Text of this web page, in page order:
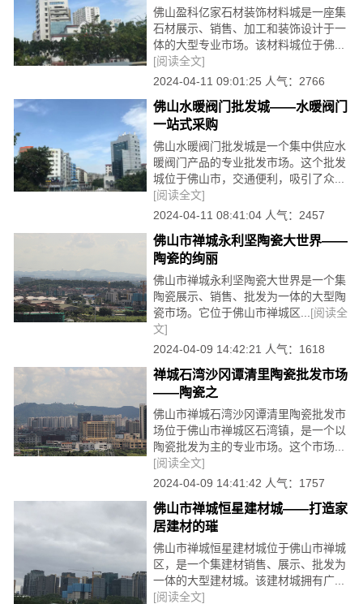
佛山盈科亿家石材装饰材料城是一座集
石材展示、销售、加工和装饰设计于一
体的大型专业市场。该材料城位于佛...
[阅读全文]
2024-04-11 09:01:25 人气：2766
佛山水暖阀门批发城——水暖阀门
一站式采购
佛山水暖阀门批发城是一个集中供应水
暖阀门产品的专业批发市场。这个批发
城位于佛山市，交通便利，吸引了众...
[阅读全文]
2024-04-11 08:41:04 人气：2457
佛山市禅城永利坚陶瓷大世界——
陶瓷的绚丽
佛山市禅城永利坚陶瓷大世界是一个集
陶瓷展示、销售、批发为一体的大型陶
瓷市场。它位于佛山市禅城区... [阅读全
文]
2024-04-09 14:42:21 人气：1618
禅城石湾沙冈谭清里陶瓷批发市场
——陶瓷之
佛山市禅城石湾沙冈谭清里陶瓷批发市
场位于佛山市禅城区石湾镇，是一个以
陶瓷批发为主的专业市场。这个市场...
[阅读全文]
2024-04-09 14:41:42 人气：1757
佛山市禅城恒星建材城——打造家
居建材的璀
佛山市禅城恒星建材城位于佛山市禅城
区，是一个集建材销售、展示、批发为
一体的大型建材城。该建材城拥有广...
[阅读全文]